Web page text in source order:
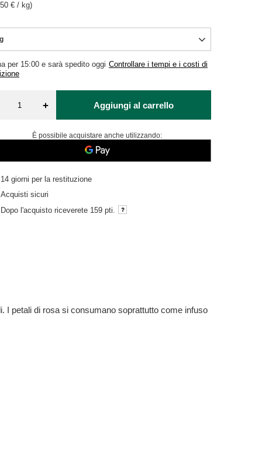
per 15:00 e sarà spedito oggi Controllare i tempi e i costi di
€ / kg)
+ Aggiungi al carrello
È possibile acquistare anche utilizzando:
14 giorni per la restituzione
Acquisti sicuri
Dopo l'acquisto riceverete 159 pti.
I petali di rosa si consumano soprattutto come infuso